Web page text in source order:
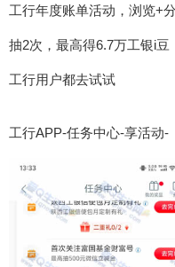
工行年度账单活动，浏览+
抽2次，最高得6.7万工银i豆
工行用户都去试试
工行APP-任务中心-享活动-